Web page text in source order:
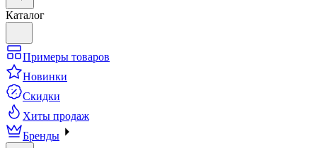
Каталог
Примеры товаров
Новинки
Скидки
Хиты продаж
Бренды